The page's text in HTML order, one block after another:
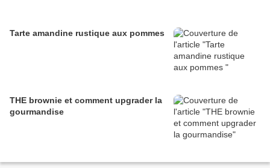
Tarte amandine rustique aux pommes
THE brownie et comment upgrader la
gourmandise